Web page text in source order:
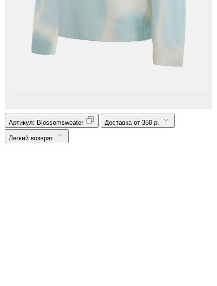
Артикул: Blossomsweater Доставка от 350 р.
Легкий возврат